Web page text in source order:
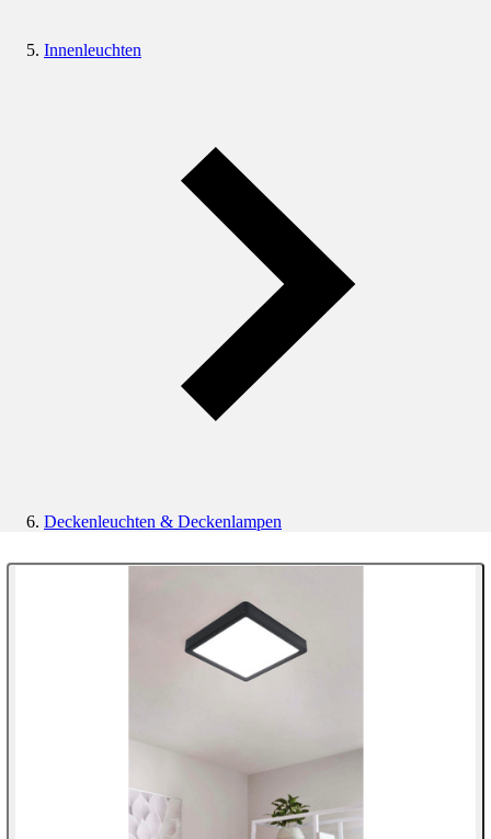
Innenleuchten
Deckenleuchten & Deckenlampen